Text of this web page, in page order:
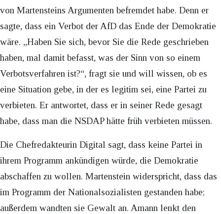
von Martensteins Argumenten befremdet habe. Denn er
sagte, dass ein Verbot der AfD das Ende der Demokratie
wäre. „Haben Sie sich, bevor Sie die Rede geschrieben
haben, mal damit befasst, was der Sinn von so einem
Verbotsverfahren ist?“, fragt sie und will wissen, ob es
eine Situation gebe, in der es legitim sei, eine Partei zu
verbieten. Er antwortet, dass er in seiner Rede gesagt
habe, dass man die NSDAP hätte früh verbieten müssen.
Die Chefredakteurin Digital sagt, dass keine Partei in
ihrem Programm ankündigen würde, die Demokratie
abschaffen zu wollen. Martenstein widerspricht, dass das
im Programm der Nationalsozialisten gestanden habe;
außerdem wandten sie Gewalt an. Amann lenkt den